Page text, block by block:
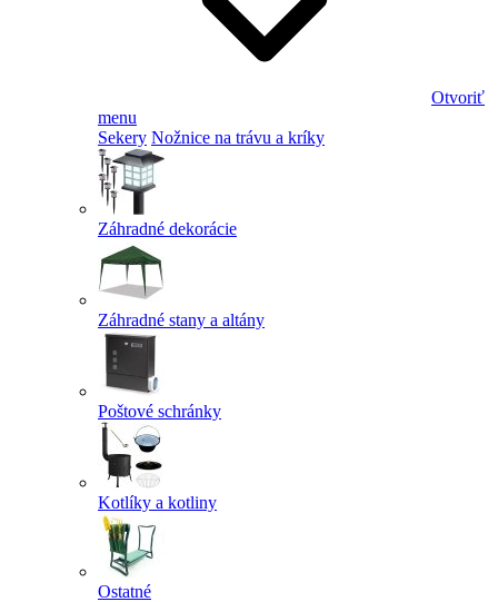
Otvoriť
menu
Sekery Nožnice na trávu a kríky
Záhradné dekorácie
Záhradné stany a altány
Poštové schránky
Kotlíky a kotliny
Ostatné